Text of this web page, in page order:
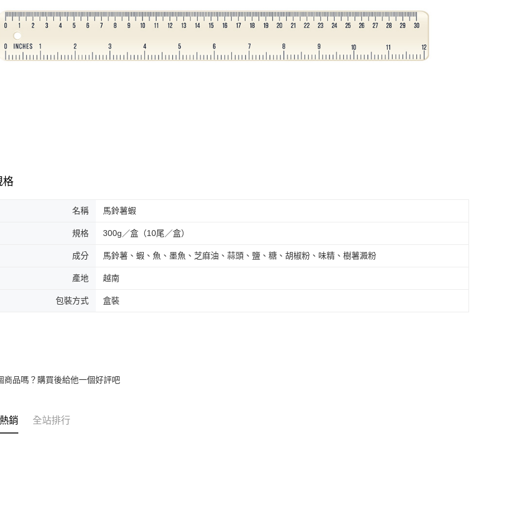
格
名稱 馬鈴薯蝦
規格 300g／盒（10尾／盒）
成分 馬鈴薯、蝦、魚、墨魚、芝麻油、蒜頭、鹽、糖、胡椒粉、味精、樹薯澱粉
產地 越南
包裝方式 盒裝
商品嗎？購買後給他一個好評吧
銷 全站排行